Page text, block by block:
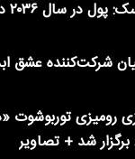
ایلان ماسک: پول در سال
عشق ابدی ۳ کیست؟
«دایکاپ» در
تصاویر